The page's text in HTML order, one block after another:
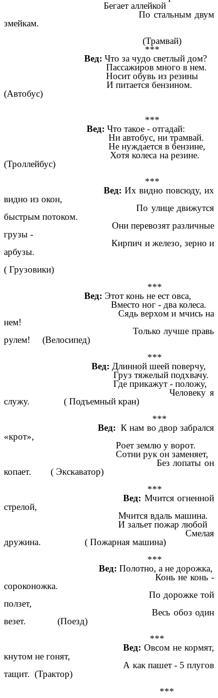
Бегает аллейкой
По стальным двум
змейкам.
(Трамвай)
***
Вед: Что за чудо светлый дом?
Пассажиров много в нем.
Носит обувь из резины
И питается бензином.
(Автобус)
***
Вед: Что такое - отгадай:
Ни автобус, ни трамвай.
Не нуждается в бензине,
Хотя колеса на резине.
(Троллейбус)
***
Вед: Их видно повсюду, их
видно из окон,
По улице движутся
быстрым потоком.
Они перевозят различные
грузы -
Кирпич и железо, зерно и
арбузы.
( Грузовики)
***
Вед: Этот конь не ест овса,
Вместо ног - два колеса.
Сядь верхом и мчись на
нем!
Только лучше правь
рулем! (Велосипед)
***
Вед: Длинной шеей поверчу,
Груз тяжелый подхвачу.
Где прикажут - положу,
Человеку я
служу. ( Подъемный кран)
***
Вед: К нам во двор забрался
«крот»,
Роет землю у ворот.
Сотни рук он заменяет,
Без лопаты он
копает. ( Экскаватор)
***
Вед: Мчится огненной
стрелой,
Мчится вдаль машина.
И зальет пожар любой
Смелая
дружина. ( Пожарная машина)
***
Вед: Полотно, а не дорожка,
Конь не конь -
сороконожка.
По дорожке той
ползет,
Весь обоз один
везет. (Поезд)
***
Вед: Овсом не кормят,
кнутом не гонят,
А как пашет - 5 плугов
тащит. (Трактор)
***